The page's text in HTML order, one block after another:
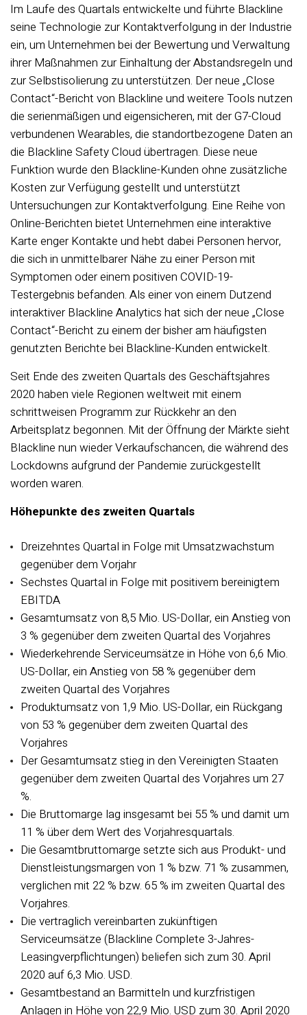
Im Laufe des Quartals entwickelte und führte Blackline
seine Technologie zur Kontaktverfolgung in der Industrie
ein, um Unternehmen bei der Bewertung und Verwaltung
ihrer Maßnahmen zur Einhaltung der Abstandsregeln und
zur Selbstisolierung zu unterstützen. Der neue „Close
Contact“-Bericht von Blackline und weitere Tools nutzen
die serienmäßigen und eigensicheren, mit der G7-Cloud
verbundenen Wearables, die standortbezogene Daten an
die Blackline Safety Cloud übertragen. Diese neue
Funktion wurde den Blackline-Kunden ohne zusätzliche
Kosten zur Verfügung gestellt und unterstützt
Untersuchungen zur Kontaktverfolgung. Eine Reihe von
Online-Berichten bietet Unternehmen eine interaktive
Karte enger Kontakte und hebt dabei Personen hervor,
die sich in unmittelbarer Nähe zu einer Person mit
Symptomen oder einem positiven COVID-19-
Testergebnis befanden. Als einer von einem Dutzend
interaktiver Blackline Analytics hat sich der neue „Close
Contact“-Bericht zu einem der bisher am häufigsten
genutzten Berichte bei Blackline-Kunden entwickelt.
Seit Ende des zweiten Quartals des Geschäftsjahres
2020 haben viele Regionen weltweit mit einem
schrittweisen Programm zur Rückkehr an den
Arbeitsplatz begonnen. Mit der Öffnung der Märkte sieht
Blackline nun wieder Verkaufschancen, die während des
Lockdowns aufgrund der Pandemie zurückgestellt
worden waren.
Höhepunkte des zweiten Quartals
Dreizehntes Quartal in Folge mit Umsatzwachstum
gegenüber dem Vorjahr
Sechstes Quartal in Folge mit positivem bereinigtem
EBITDA
Gesamtumsatz von 8,5 Mio. US-Dollar, ein Anstieg von
3 % gegenüber dem zweiten Quartal des Vorjahres
Wiederkehrende Serviceumsätze in Höhe von 6,6 Mio.
US-Dollar, ein Anstieg von 58 % gegenüber dem
zweiten Quartal des Vorjahres
Produktumsatz von 1,9 Mio. US-Dollar, ein Rückgang
von 53 % gegenüber dem zweiten Quartal des
Vorjahres
Der Gesamtumsatz stieg in den Vereinigten Staaten
gegenüber dem zweiten Quartal des Vorjahres um 27
%.
Die Bruttomarge lag insgesamt bei 55 % und damit um
11 % über dem Wert des Vorjahresquartals.
Die Gesamtbruttomarge setzte sich aus Produkt- und
Dienstleistungsmargen von 1 % bzw. 71 % zusammen,
verglichen mit 22 % bzw. 65 % im zweiten Quartal des
Vorjahres.
Die vertraglich vereinbarten zukünftigen
Serviceumsätze (Blackline Complete 3-Jahres-
Leasingverpflichtungen) beliefen sich zum 30. April
2020 auf 6,3 Mio. USD.
Gesamtbestand an Barmitteln und kurzfristigen
Anlagen in Höhe von 22,9 Mio. USD zum 30. April 2020